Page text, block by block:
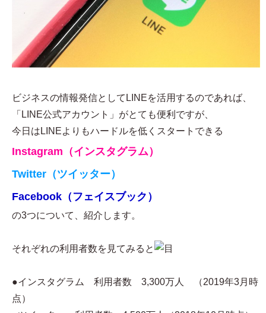
ビジネスの情報発信としてLINEを活用するのであれば、
「LINE公式アカウント」がとても便利ですが、
今日はLINEよりもハードルを低くスタートできる
Instagram（インスタグラム）
Twitter（ツイッター）
Facebook（フェイスブック）
の3つについて、紹介します。
それぞれの利用者数を見てみると
●インスタグラム 利用者数 3,300万人 （2019年3月時
点）